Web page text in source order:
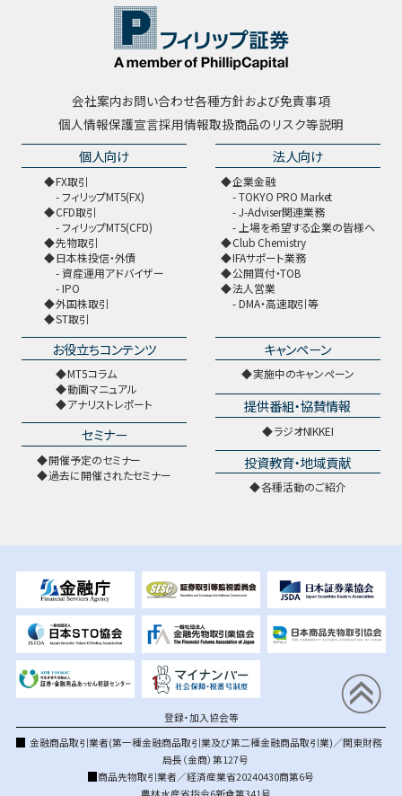
会社案内お問い合わせ各種方針および免責事項
個人情報保護宣言採用情報取扱商品のリスク等説明
個人向け
FX取引
フィリップMT5(FX)
CFD取引
フィリップMT5(CFD)
先物取引
日本株投信・外債
資産運用アドバイザー
IPO
外国株取引
ST取引
法人向け
企業金融
TOKYO PRO Market
J-Adviser関連業務
上場を希望する企業の皆様へ
Club Chemistry
IFAサポート業務
公開買付・TOB
法人営業
DMA・高速取引等
お役立ちコンテンツ
MT5コラム
動画マニュアル
アナリストレポート
セミナー
開催予定のセミナー
過去に開催されたセミナー
キャンペーン
実施中のキャンペーン
提供番組・協賛情報
ラジオNIKKEI
投資教育・地域貢献
各種活動のご紹介
登録・加入協会等
金融商品取引業者(第一種金融商品取引業及び第二種金融商品取引業)／関東財務
局長（金商）第127号
商品先物取引業者／経済産業省20240430商第6号